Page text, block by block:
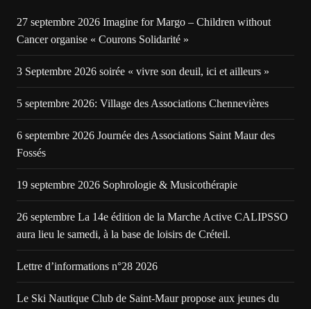
27 septembre 2026 Imagine for Margo – Children without
Cancer organise « Courons Solidarité »
3 Septembre 2026 soirée « vivre son deuil, ici et ailleurs »
5 septembre 2026: Village des Associations Chennevières
6 septembre 2026 Journée des Associations Saint Maur des
Fossés
19 septembre 2026 Sophrologie & Musicothérapie
26 septembre La 14e édition de la Marche Active CALIPSSO
aura lieu le samedi, à la base de loisirs de Créteil.
Lettre d’informations n°28 2026
Le Ski Nautique Club de Saint-Maur propose aux jeunes du